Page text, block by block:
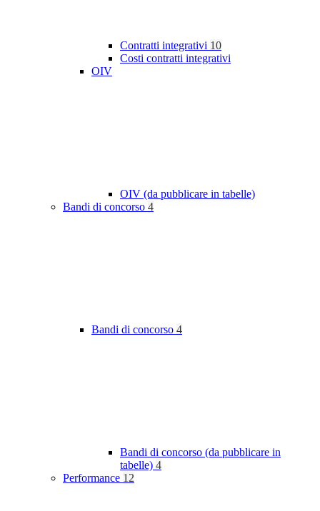
Contratti integrativi 10
Costi contratti integrativi
OIV
OIV (da pubblicare in tabelle)
Bandi di concorso 4
Bandi di concorso 4
Bandi di concorso (da pubblicare in
tabelle) 4
Performance 12